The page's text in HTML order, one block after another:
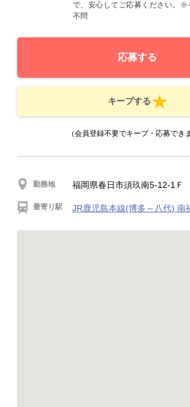
で、安心してご応募ください。※
不問
応募する
キープする
（会員登録不要でキープ・応募でき
勤務地 福岡県春日市須玖南5-12-1Ｆ
最寄り駅 JR鹿児島本線(博多～八代) 南